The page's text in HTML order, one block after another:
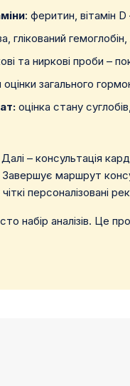
: феритин, вітамін
глікований
та ниркові проби –
загального
оцінка стану
– консультація
маршрут
персоналізовані
набір аналізів. Це